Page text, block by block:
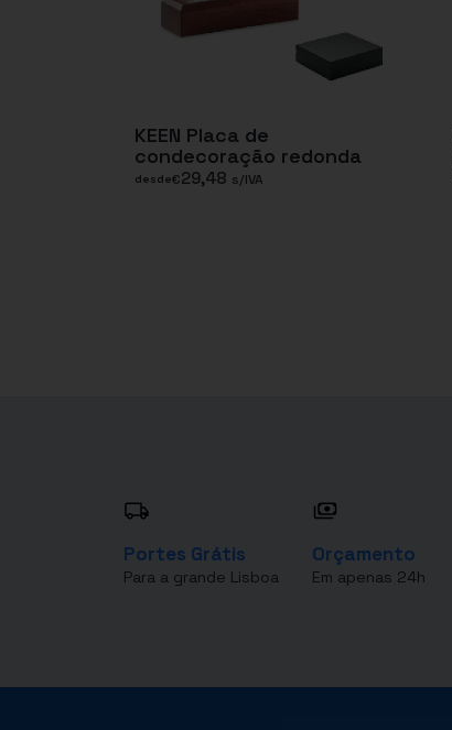
KEEN Placa de
condecoração redonda
desde€29,48 s/IVA
Portes Grátis
Para a grande Lisboa
Orçamento
Em apenas 24h